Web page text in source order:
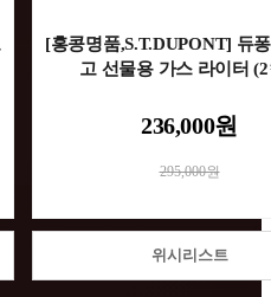
[홍콩명품,S.T.DUPONT] 듀퐁
고 선물용 가스 라이터
236,000원
295,000원
위시리스트